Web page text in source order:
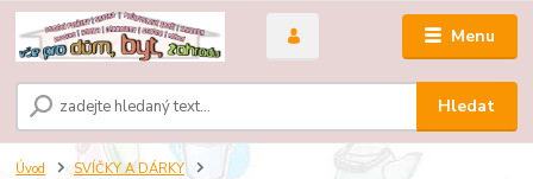
Menu
Hledat
Úvod SVÍČKY A DÁRKY